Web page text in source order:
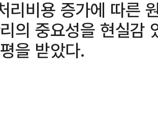
리비용 증가에 따른
의 중요성을 현실감
을 받았다.